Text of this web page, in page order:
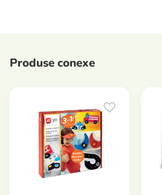
Dimensiune pachet: 20 x 15 x 4 cm.
Produse conexe